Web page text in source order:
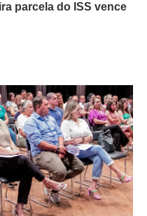
parcela do ISS vence